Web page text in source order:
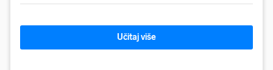
Učitaj više